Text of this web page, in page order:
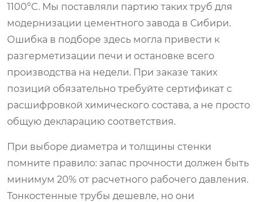
1100°C. Мы поставляли партию таких труб для
модернизации цементного завода в Сибири.
Ошибка в подборе здесь могла привести к
разгерметизации печи и остановке всего
производства на недели. При заказе таких
позиций обязательно требуйте сертификат с
расшифровкой химического состава, а не просто
общую декларацию соответствия.
При выборе диаметра и толщины стенки
помните правило: запас прочности должен быть
минимум 20% от расчетного рабочего давления.
Тонкостенные трубы дешевле, но они